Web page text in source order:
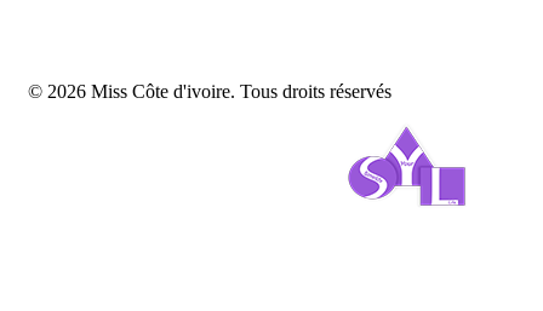
© 2026 Miss Côte d'ivoire. Tous droits réservés